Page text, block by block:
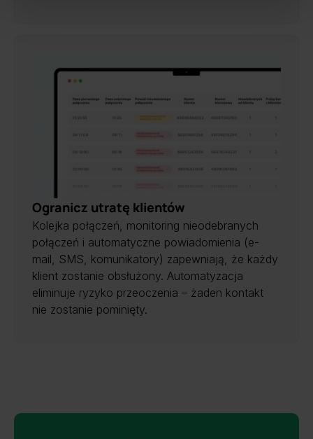
Ogranicz utratę klientów
Kolejka połączeń, monitoring nieodebranych
połączeń i automatyczne powiadomienia (e-
mail, SMS, komunikatory) zapewniają, że każdy
klient zostanie obsłużony. Automatyzacja
eliminuje ryzyko przeoczenia – żaden kontakt
nie zostanie pominięty.